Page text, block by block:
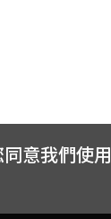
意我們使用